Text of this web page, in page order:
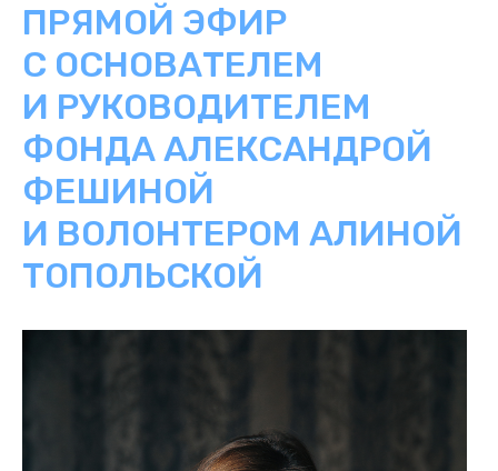
ПРЯМОЙ ЭФИР
С ОСНОВАТЕЛЕМ
И РУКОВОДИТЕЛЕМ
ФОНДА АЛЕКСАНДРОЙ
ФЕШИНОЙ
И ВОЛОНТЕРОМ АЛИНОЙ
ТОПОЛЬСКОЙ